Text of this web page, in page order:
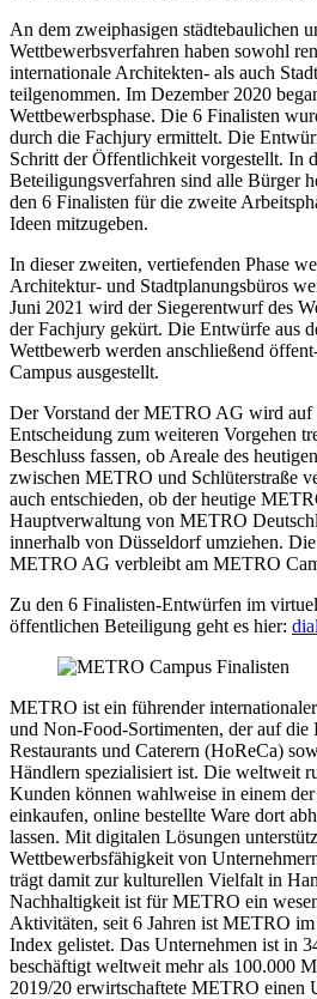
An dem zweiphasigen städtebaulichen
Wettbewerbsverfahren haben sowohl
internationale Architekten- als auch
teilgenommen. Im Dezember 2020
Wettbewerbsphase. Die 6 Finalisten
durch die Fachjury ermittelt. Die
Schritt der Öffentlichkeit vorgestellt. In
Beteiligungsverfahren sind alle Bürger
den 6 Finalisten für die zweite
Ideen mitzugeben.
In dieser zweiten, vertiefenden Phase
Architektur- und Stadtplanungsbüros
Juni 2021 wird der Siegerentwurf des
der Fachjury gekürt. Die Entwürfe aus
Wettbewerb werden anschließend
Campus ausgestellt.
Der Vorstand der METRO AG wird auf
Entscheidung zum weiteren Vorgehen
Beschluss fassen, ob Areale des
zwischen METRO und Schlüterstraße
auch entschieden, ob der heutige
Hauptverwaltung von METRO
innerhalb von Düsseldorf umziehen.
METRO AG verbleibt am METRO
Zu den 6 Finalisten-Entwürfen im
öffentlichen Beteiligung geht es hier:
METRO ist ein führender
und Non-Food-Sortimenten, der auf die
Restaurants und Caterern (HoReCa)
Händlern spezialisiert ist. Die weltweit
Kunden können wahlweise in einem
einkaufen, online bestellte Ware dort
lassen. Mit digitalen Lösungen
Wettbewerbsfähigkeit von
trägt damit zur kulturellen Vielfalt in
Nachhaltigkeit ist für METRO ein
Aktivitäten, seit 6 Jahren ist METRO
Index gelistet. Das Unternehmen ist in
beschäftigt weltweit mehr als 100.000
2019/20 erwirtschaftete METRO einen